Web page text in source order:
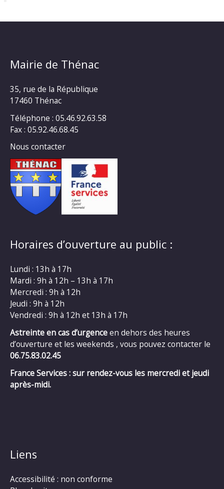
Mairie de Thénac
35, rue de la République
17460 Thénac
Téléphone : 05.46.92.63.58
Fax : 05.92.46.68.45
Nous contacter
Horaires d’ouverture au public :
Lundi : 13h à 17h
Mardi : 9h à 12h – 13h à 17h
Mercredi : 9h à 12h
Jeudi : 9h à 12h
Vendredi : 9h à 12h et 13h à 17h
Astreinte en cas d’urgenceen dehors des heures
d’ouverture et les weekends , vous pouvez contacter le
06.75.83.02.45
France Services : sur rendez-vous les mercredi et jeudi
après-midi.
Liens
Accessibilité : non conforme